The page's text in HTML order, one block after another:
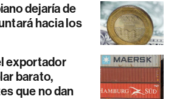
dejaría de
hacia los
exportador
barato,
que no dan